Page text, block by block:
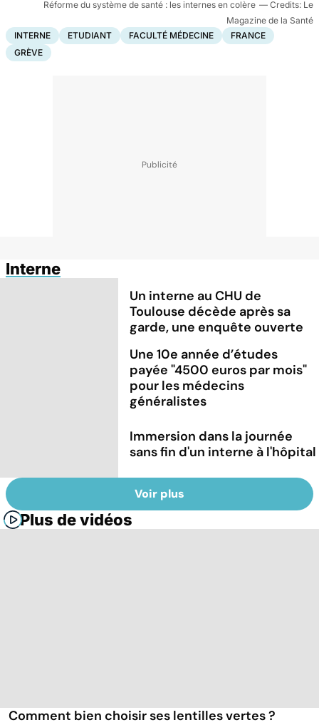
Réforme du système de santé : les internes en colère
Le
Magazine de la Santé
INTERNE
ETUDIANT FACULTÉ MÉDECINE
FRANCE
GRÈVE
Interne
Un interne au CHU de
Toulouse décède après sa
garde, une enquête ouverte
Une 10e année d’études
payée "4500 euros par mois"
pour les médecins
généralistes
Immersion dans la journée
sans fin d'un interne à l'hôpital
Voir plus
Plus de vidéos
Comment bien choisir ses lentilles vertes ?